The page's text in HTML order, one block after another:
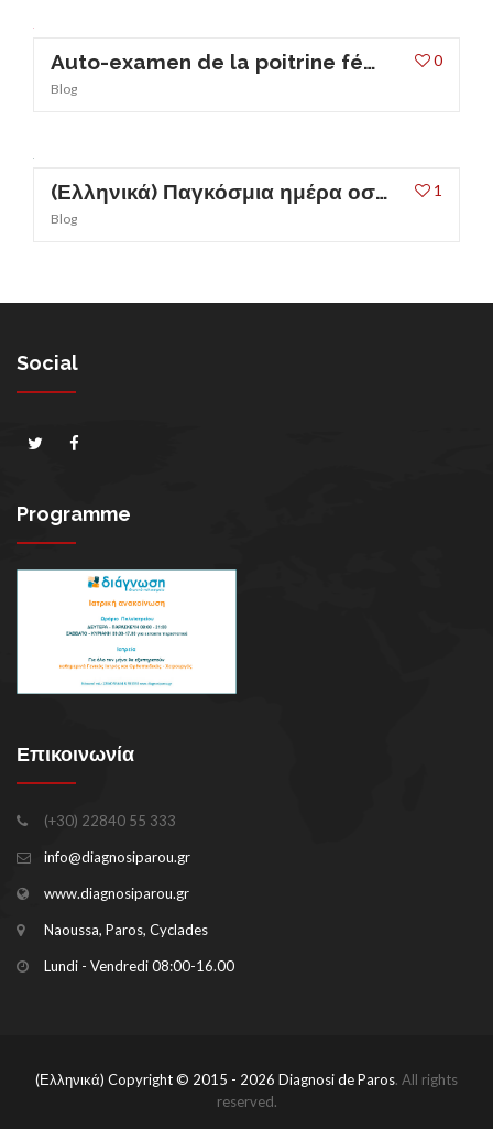
0
Auto-examen de la poitrine féminine
Blog
1
(Ελληνικά) Παγκόσμια ημέρα οστεοπόρωσης
Blog
Social
Programme
Επικοινωνία
(+30) 22840 55 333
info@diagnosiparou.gr
www.diagnosiparou.gr
Naoussa, Paros, Cyclades
Lundi - Vendredi 08:00-16.00
(Ελληνικά) Copyright © 2015 - 2026 Diagnosi de Paros. All rights
reserved.